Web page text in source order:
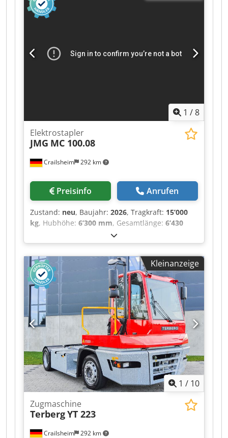
1 /8
Crailsheim 292 km
Elektrostapler
JMG MC 100.08
Preisinfo Anrufen
Zustand: neu, Baujahr: 2026, Tragkraft: 15’000
kg, Hubhöhe: 6’300 mm, Gesamtlänge: 6’430
, Elektrostapler JMG MC 100.08 Antrieb
Elektro Baujahr 2026 Hubhöhe (mm) 6.300 Cjdpfx
Afoztgmzo Ajrf Tragkraft (kg) 15.000
Kleinanzeige
1 / 10
Crailsheim 292 km
Zugmaschine
TerbergYT 223